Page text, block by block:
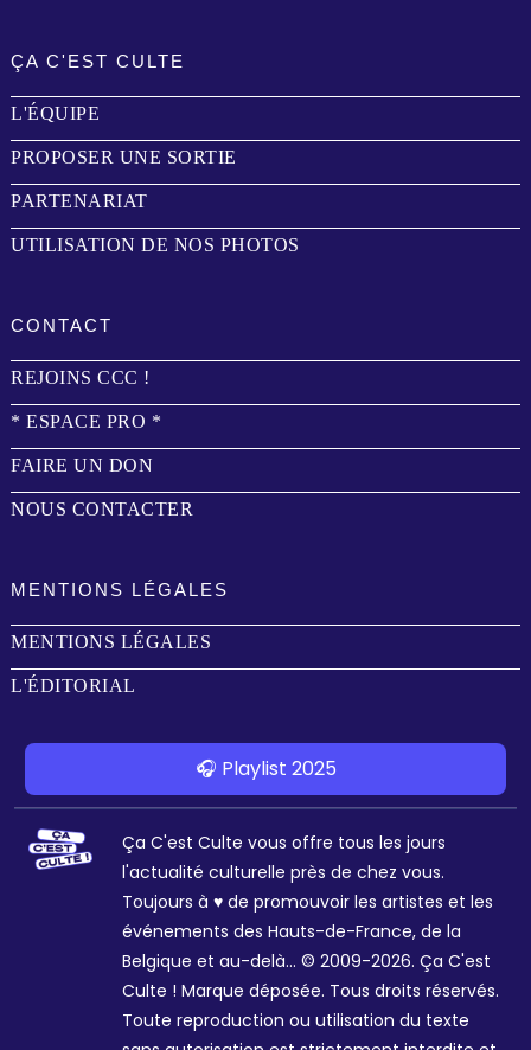
ÇA C'EST CULTE
L'ÉQUIPE
PROPOSER UNE SORTIE
PARTENARIAT
UTILISATION DE NOS PHOTOS
CONTACT
REJOINS CCC !
* ESPACE PRO *
FAIRE UN DON
NOUS CONTACTER
MENTIONS LÉGALES
MENTIONS LÉGALES
L'ÉDITORIAL
🎧 Playlist 2025
Ça C'est Culte vous offre tous les jours
l'actualité culturelle près de chez vous.
Toujours à ♥ de promouvoir les artistes et les
événements des Hauts-de-France, de la
Belgique et au-delà... © 2009-2026. Ça C'est
Culte ! Marque déposée. Tous droits réservés.
Toute reproduction ou utilisation du texte